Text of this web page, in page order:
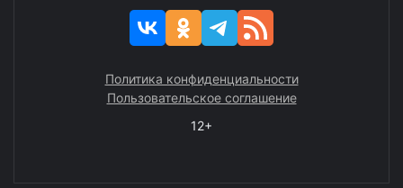
Политика конфиденциальности
Пользовательское соглашение
12+